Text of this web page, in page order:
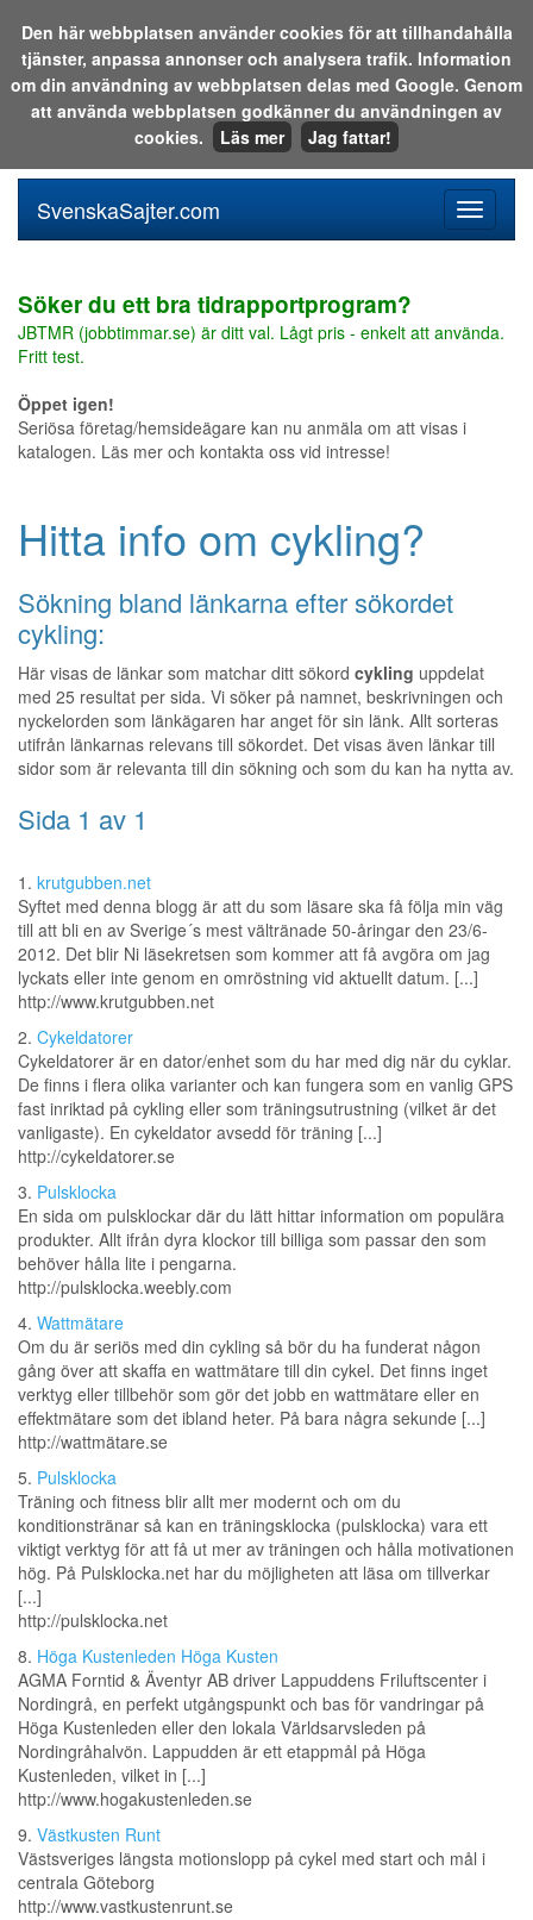
Sök i katalogen eller på webben:
meny
SvenskaSajter.com
Söker du ett bra tidrapportprogram?
JBTMR (jobbtimmar.se) är ditt val. Lågt pris - enkelt att använda.
Fritt test.
Öppet igen!
Seriösa företag/hemsideägare kan nu anmäla om att visas i
katalogen. Läs mer och kontakta oss vid intresse!
Hitta info om cykling?
Sökning bland länkarna efter sökordet
cykling:
Här visas de länkar som matchar ditt sökord cykling uppdelat
med 25 resultat per sida. Vi söker på namnet, beskrivningen och
nyckelorden som länkägaren har anget för sin länk. Allt sorteras
utifrån länkarnas relevans till sökordet. Det visas även länkar till
sidor som är relevanta till din sökning och som du kan ha nytta av.
Sida 1 av 1
1. krutgubben.net
Syftet med denna blogg är att du som läsare ska få följa min väg
till att bli en av Sverige´s mest vältränade 50-åringar den 23/6-
2012. Det blir Ni läsekretsen som kommer att få avgöra om jag
lyckats eller inte genom en omröstning vid aktuellt datum. [...]
http://www.krutgubben.net
2. Cykeldatorer
Cykeldatorer är en dator/enhet som du har med dig när du cyklar.
De finns i flera olika varianter och kan fungera som en vanlig GPS
fast inriktad på cykling eller som träningsutrustning (vilket är det
vanligaste). En cykeldator avsedd för träning [...]
http://cykeldatorer.se
3. Pulsklocka
En sida om pulsklockar där du lätt hittar information om populära
produkter. Allt ifrån dyra klockor till billiga som passar den som
behöver hålla lite i pengarna.
http://pulsklocka.weebly.com
4. Wattmätare
Om du är seriös med din cykling så bör du ha funderat någon
gång över att skaffa en wattmätare till din cykel. Det finns inget
verktyg eller tillbehör som gör det jobb en wattmätare eller en
effektmätare som det ibland heter. På bara några sekunde [...]
http://wattmätare.se
5. Pulsklocka
Träning och fitness blir allt mer modernt och om du
konditionstränar så kan en träningsklocka (pulsklocka) vara ett
viktigt verktyg för att få ut mer av träningen och hålla motivationen
hög. På Pulsklocka.net har du möjligheten att läsa om tillverkar
[...]
http://pulsklocka.net
8. Höga Kustenleden Höga Kusten
AGMA Forntid & Äventyr AB driver Lappuddens Friluftscenter i
Nordingrå, en perfekt utgångspunkt och bas för vandringar på
Höga Kustenleden eller den lokala Världsarvsleden på
Nordingråhalvön. Lappudden är ett etappmål på Höga
Kustenleden, vilket in [...]
http://www.hogakustenleden.se
9. Västkusten Runt
Västsveriges längsta motionslopp på cykel med start och mål i
centrala Göteborg
http://www.vastkustenrunt.se
Den här webbplatsen använder cookies för att tillhandahålla
tjänster, anpassa annonser och analysera trafik. Information
om din användning av webbplatsen delas med Google. Genom
att använda webbplatsen godkänner du användningen av
cookies.
Läs mer Jag fattar!